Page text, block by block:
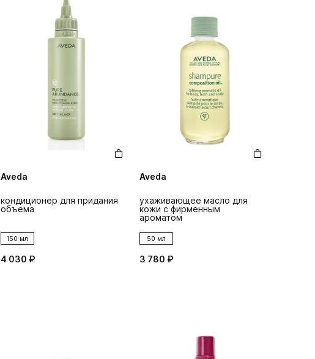
Aveda
кондиционер для придания
объема
150 мл
4 030 ₽
Aveda
ухаживающее масло для
кожи с фирменным
ароматом
50 мл
3 780 ₽